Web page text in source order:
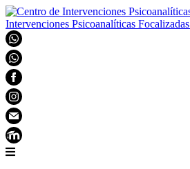
Intervenciones Psicoanalíticas Focalizadas